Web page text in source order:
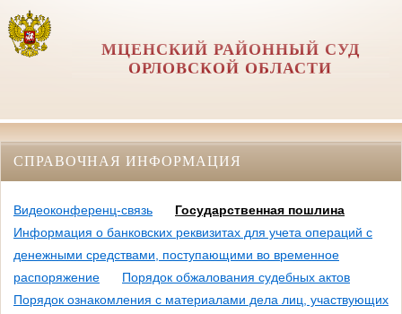
МЦЕНСКИЙ РАЙОННЫЙ СУД
ОРЛОВCКОЙ ОБЛАСТИ
СПРАВОЧНАЯ ИНФОРМАЦИЯ
Видеоконференц-связь
Государственная пошлина
Информация о банковских реквизитах для учета операций с
денежными средствами, поступающими во временное
распоряжение
Порядок обжалования судебных актов
Порядок ознакомления с материалами дела лиц, участвующих